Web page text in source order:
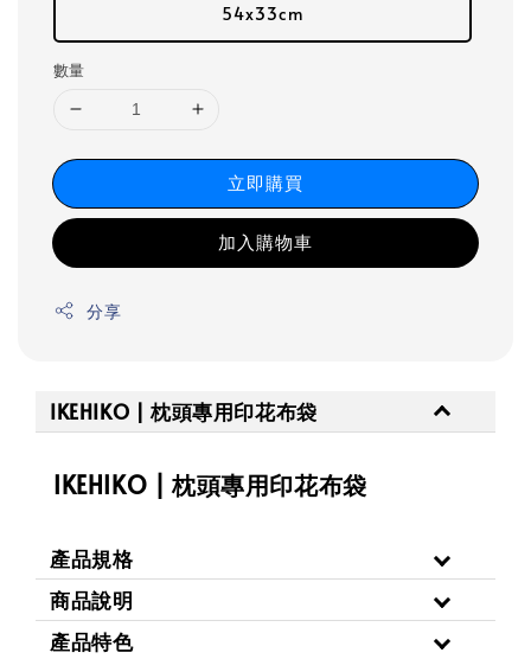
54x33cm
數量
立即購買
加入購物車
分享
IKEHIKO | 枕頭專用印花布袋
IKEHIKO | 枕頭專用印花布袋
產品規格
商品說明
產品特色